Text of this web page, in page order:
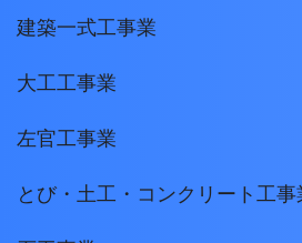
建築一式工事業
大工工事業
左官工事業
とび・土工・コンクリート工事